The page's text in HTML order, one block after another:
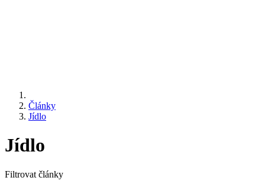
Články
Jídlo
Jídlo
Filtrovat články